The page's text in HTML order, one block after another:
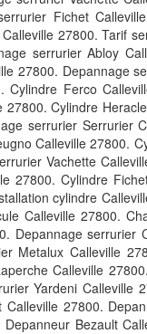
Fichet
27800. Tarif
serrurier Abloy
27800. Depannage
Ferco
Cylindre
serrurier Serrurier
Calleville 27800.
Vachette
27800. Cylindre
cylindre
Calleville 27800.
Depannage serrurier
Metalux Calleville
Calleville
Yardeni Calleville
27800.
Bezault